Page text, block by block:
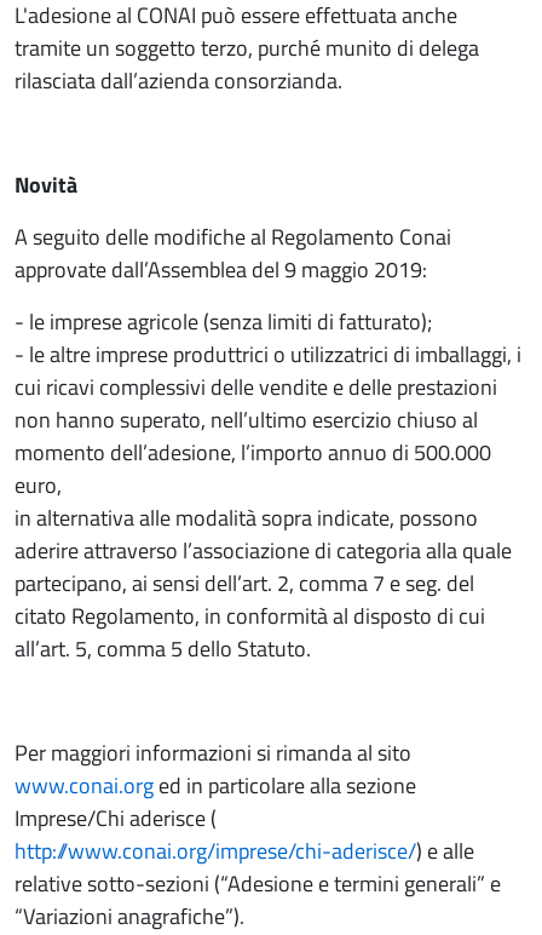
L'adesione al CONAI può essere effettuata anche
tramite un soggetto terzo, purché munito di delega
rilasciata dall’azienda consorzianda.
Novità
A seguito delle modifiche al Regolamento Conai
approvate dall’Assemblea del 9 maggio 2019:
- le imprese agricole (senza limiti di fatturato);
- le altre imprese produttrici o utilizzatrici di imballaggi, i
cui ricavi complessivi delle vendite e delle prestazioni
non hanno superato, nell’ultimo esercizio chiuso al
momento dell’adesione, l’importo annuo di 500.000
euro,
in alternativa alle modalità sopra indicate, possono
aderire attraverso l’associazione di categoria alla quale
partecipano, ai sensi dell’art. 2, comma 7 e seg. del
citato Regolamento, in conformità al disposto di cui
all’art. 5, comma 5 dello Statuto.
Per maggiori informazioni si rimanda al sito
www.conai.orged in particolare alla sezione
Imprese/Chi aderisce (
http://www.conai.org/imprese/chi-aderisce/) e alle
relative sotto-sezioni (“Adesione e termini generali” e
“Variazioni anagrafiche”).